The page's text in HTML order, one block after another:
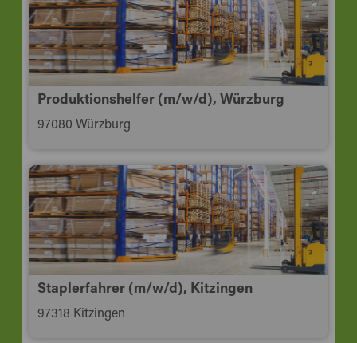
Produktionshelfer (m/w/d), Würzburg
97080 Würzburg
Staplerfahrer (m/w/d), Kitzingen
97318 Kitzingen